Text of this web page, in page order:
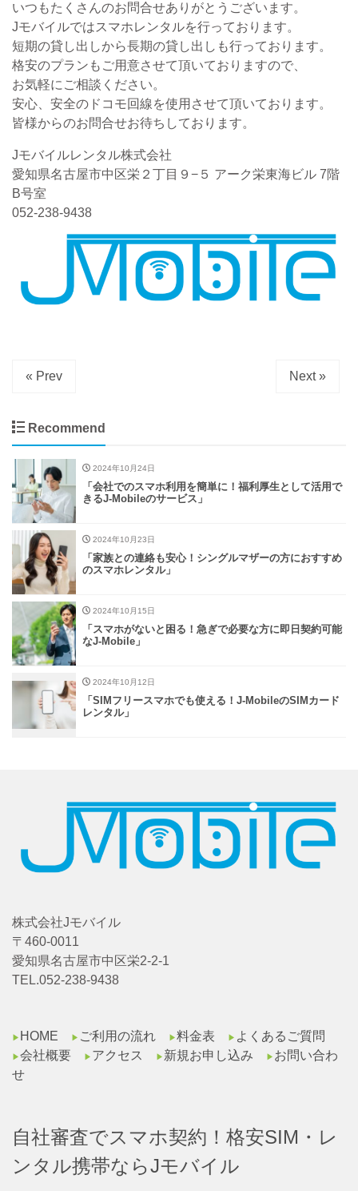
いつもたくさんのお問合せありがとうございます。
Jモバイルではスマホレンタルを行っております。
短期の貸し出しから長期の貸し出しも行っております。
格安のプランもご用意させて頂いておりますので、
お気軽にご相談ください。
安心、安全のドコモ回線を使用させて頂いております。
皆様からのお問合せお待ちしております。
Jモバイルレンタル株式会社
愛知県名古屋市中区栄２丁目９−５ アーク栄東海ビル 7階
B号室
052-238-9438
« Prev Next »
Recommend
2024年10月24日
「会社でのスマホ利用を簡単に！福利厚生として活用で
きるJ-Mobileのサービス」
2024年10月23日
「家族との連絡も安心！シングルマザーの方におすすめ
のスマホレンタル」
2024年10月15日
「スマホがないと困る！急ぎで必要な方に即日契約可能
なJ-Mobile」
2024年10月12日
「SIMフリースマホでも使える！J-MobileのSIMカード
レンタル」
株式会社Jモバイル
〒460-0011
愛知県名古屋市中区栄2-2-1
TEL.052-238-9438
▶︎ HOME ▶︎ ご利用の流れ ▶︎料金表 ▶︎ よくあるご質問
▶︎会社概要 ▶︎ アクセス ▶︎ 新規お申し込み ▶︎ お問い合わ
せ
自社審査でスマホ契約！格安SIM・レ
ンタル携帯ならJモバイル